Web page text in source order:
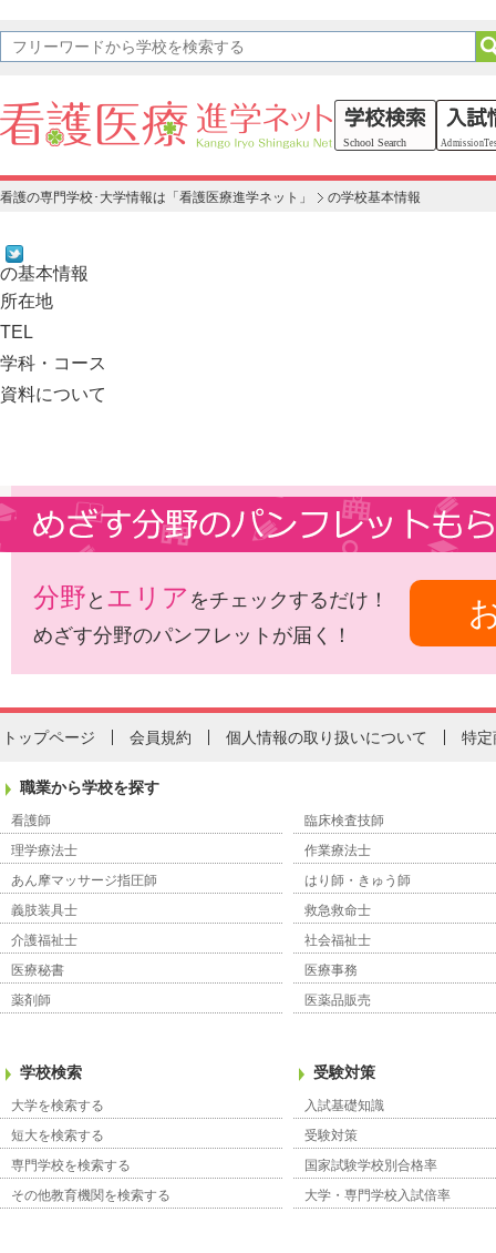
看護の専門学校･大学情報は「看護医療進学ネット」 の学校基本情報
の基本情報
所在地
TEL
学科・コース
資料について
分野 と エリア をチェックするだけ！
めざす分野のパンフレットが届く！
トップページ 会員規約 個人情報の取り扱いについて 特定
職業から学校を探す
看護師
臨床検査技師
理学療法士
作業療法士
あん摩マッサージ指圧師
はり師・きゅう師
義肢装具士
救急救命士
介護福祉士
社会福祉士
医療秘書
医療事務
薬剤師
医薬品販売
学校検索
大学を検索する
短大を検索する
専門学校を検索する
その他教育機関を検索する
受験対策
入試基礎知識
受験対策
国家試験学校別合格率
大学・専門学校入試倍率